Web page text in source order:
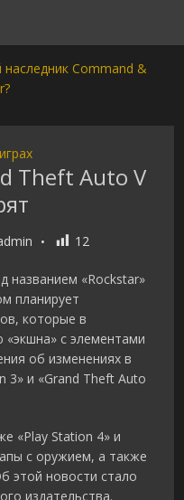
Theft Auto V
12
названием «Rockstar»
планирует
которые в
с элементами
об изменениях в
3» и «Grand Theft Auto
«Play Station 4» и
с оружием, а также
этой новости стало
издательства.